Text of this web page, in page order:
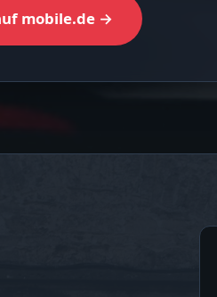
mobile.de →